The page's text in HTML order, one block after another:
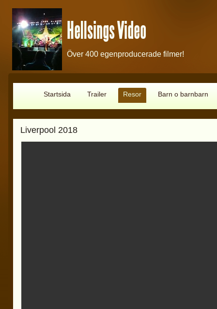
Hellsings Video
Över 400 egenproducerade filmer!
Startsida Trailer Resor Barn o barnbarn
Liverpool 2018